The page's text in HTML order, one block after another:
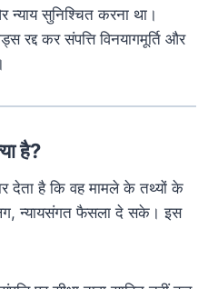
सुनिश्चित करना था।
रद्द कर संपत्ति विनयागमूर्ति और
है?
देता है कि वह मामले के तथ्यों के
न्यायसंगत फैसला दे सके। इस